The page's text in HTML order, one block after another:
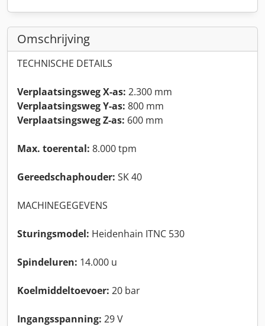
Omschrijving
TECHNISCHE DETAILS
Verplaatsingsweg X-as: 2.300 mm
Verplaatsingsweg Y-as: 800 mm
Verplaatsingsweg Z-as: 600 mm
Max. toerental: 8.000 tpm
Gereedschaphouder: SK 40
MACHINEGEGEVENS
Sturingsmodel: Heidenhain ITNC 530
Spindeluren: 14.000 u
Koelmiddeltoevoer: 20 bar
Ingangsspanning: 29 V